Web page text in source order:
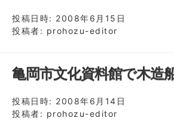
投稿日時: 2008年6月15日
投稿者: prohozu-editor
亀岡市文化資料館で木造
投稿日時: 2008年6月14日
投稿者: prohozu-editor